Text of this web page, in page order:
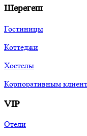
Шерегеш
Гостиницы
Коттеджи
Хостелы
Корпоративным
VIP
Отели